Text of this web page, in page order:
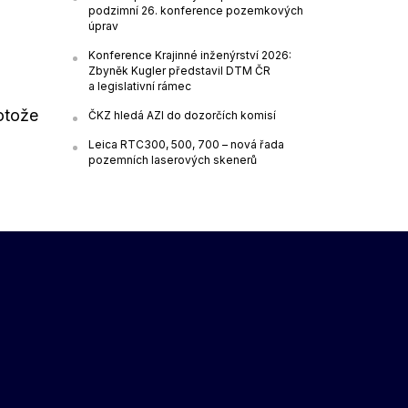
podzimní 26. konference pozemkových
úprav
Konference Krajinné inženýrství 2026:
Zbyněk Kugler představil DTM ČR
a legislativní rámec
ČKZ hledá AZI do dozorčích komisí
Leica RTC300, 500, 700 – nová řada
pozemních laserových skenerů